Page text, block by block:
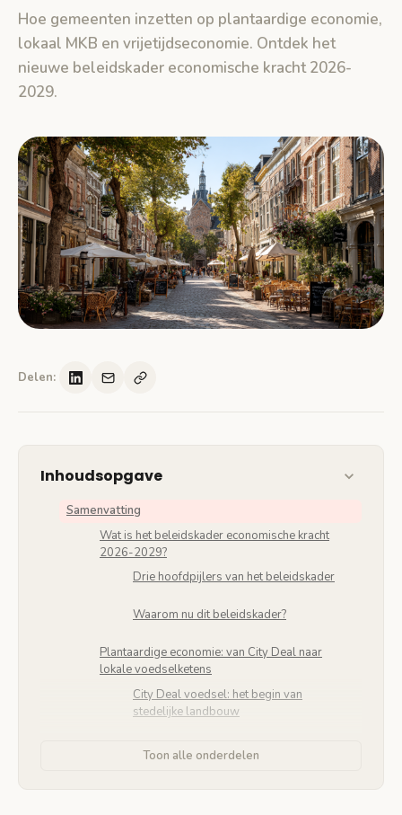
Hoe gemeenten inzetten op plantaardige economie,
lokaal MKB en vrijetijdseconomie. Ontdek het
nieuwe beleidskader economische kracht 2026-
2029.
Delen:
Inhoudsopgave
Samenvatting
Wat is het beleidskader economische kracht
2026-2029?
Drie hoofdpijlers van het beleidskader
Waarom nu dit beleidskader?
Plantaardige economie: van City Deal naar
lokale voedselketens
City Deal voedsel: het begin van
stedelijke landbouw
Hoe gemeenten lokale voedselketens
Toon alle onderdelen